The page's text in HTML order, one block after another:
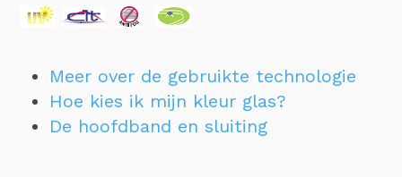
Meer over de gebruikte technologie
Hoe kies ik mijn kleur glas?
De hoofdband en sluiting